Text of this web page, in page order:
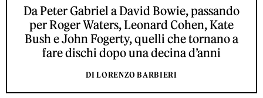
Da Peter Gabriel a David Bowie, passando
per Roger Waters, Leonard Cohen, Kate
Bush e John Fogerty, quelli che tornano a
fare dischi dopo una decina d’anni
DI LORENZO BARBIERI